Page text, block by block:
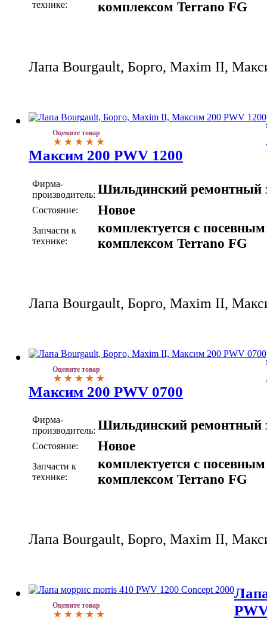
технике:
комплексом Terrano FG
Лапа Bourgault, Борго, Maxim II,
Оцените товар
Максим 200 PWV 1200
Фирма-
производитель: Шильдинский ремонтный
Состояние: Новое
Запчасти к
технике:
комплектуется с посевным
комплексом Terrano FG
Лапа Bourgault, Борго, Maxim II,
Оцените товар
Максим 200 PWV 0700
Фирма-
производитель: Шильдинский ремонтный
Состояние: Новое
Запчасти к
технике:
комплектуется с посевным
комплексом Terrano FG
Лапа Bourgault, Борго, Maxim II,
Оцените товар